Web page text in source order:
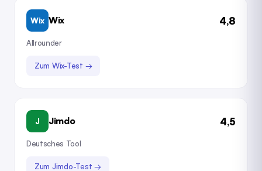
Wix Wix 4,8
Allrounder
Zum Wix-Test →
J Jimdo 4,5
Deutsches Tool
Zum Jimdo-Test →